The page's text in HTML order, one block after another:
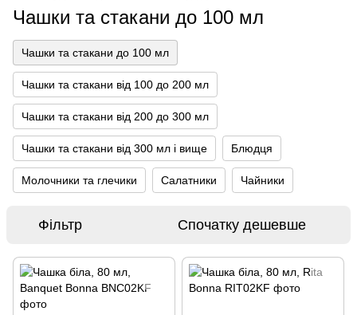
Чашки та стакани до 100 мл
Чашки та стакани до 100 мл
Чашки та стакани від 100 до 200 мл
Чашки та стакани від 200 до 300 мл
Чашки та стакани від 300 мл і вище Блюдця
Молочники та глечики Салатники Чайники
Фільтр Спочатку дешевше